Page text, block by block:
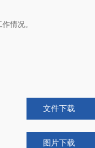
情况。
文件下载
图片下载